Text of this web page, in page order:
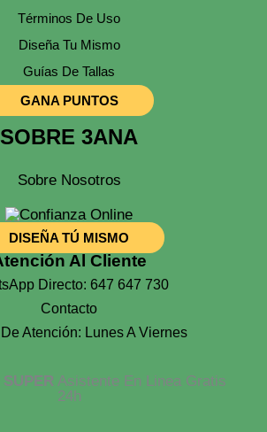
Términos De Uso
Diseña Tu Mismo
Guías De Tallas
GANA PUNTOS
SOBRE 3ANA
Sobre Nosotros
DISEÑA TÚ MISMO
Al Cliente
Directo: 647 647 730
Contacto
Atención: Lunes A Viernes
SUPERAsistente En Linea Gratis
24h